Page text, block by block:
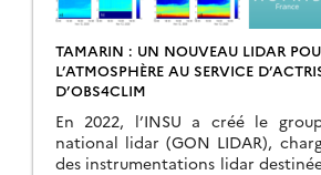
TAMARIN : UN NOUVEAU LIDAR
L’ATMOSPHÈRE AU SERVICE
D’OBS4CLIM
En 2022, l’INSU a créé le
national lidar (GON LIDAR),
des instrumentations lidar